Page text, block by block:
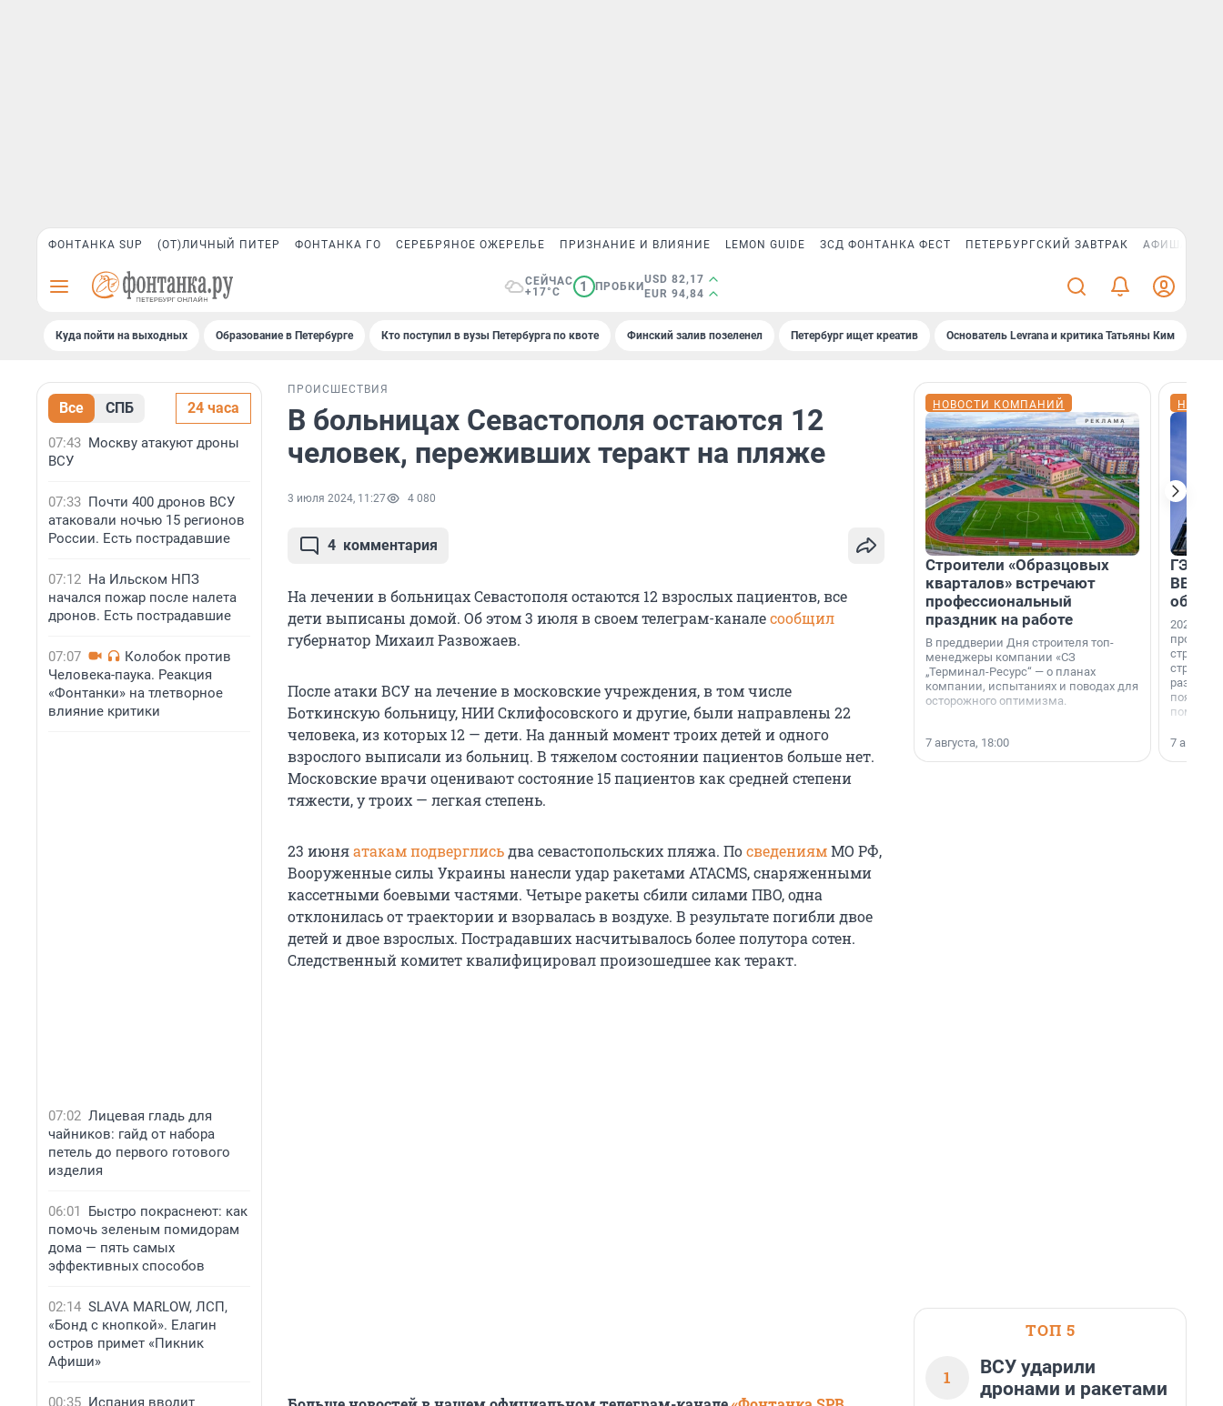
ФОНТАНКА SUP (ОТ)ЛИЧНЫЙ ПИТЕР ФОНТАНКА ГО СЕРЕБРЯНОЕ ОЖЕРЕЛЬЕ ПРИЗНАНИЕ И ВЛИЯНИЕ LEMON GUIDE ЗСД ФОНТАНКА ФЕСТ ПЕТЕРБУРГСКИЙ ЗАВТРАК АФИША PLUS
СЕЙЧАС
+17°C
1 ПРОБКИ
USD 82,17
EUR 94,84
Куда пойти на выходных Образование в Петербурге Кто поступил в вузы Петербурга по квоте Финский залив позеленел Петербург ищет креатив Основатель Levrana и критика Татьяны Ким
Все СПБ 24 часа
07:43 Москву атакуют дроны
ВСУ
07:33 Почти 400 дронов ВСУ
атаковали ночью 15 регионов
России. Есть пострадавшие
07:12 На Ильском НПЗ
начался пожар после налета
дронов. Есть пострадавшие
07:07
Колобок против
Человека-паука. Реакция
«Фонтанки» на тлетворное
влияние критики
07:02 Лицевая гладь для
чайников: гайд от набора
петель до первого готового
изделия
06:01
Быстро покраснеют: как
помочь зеленым помидорам
дома — пять самых
эффективных способов
02:14 SLAVA MARLOW, ЛСП,
«Бонд с кнопкой». Елагин
остров примет «Пикник
Афиши»
00:35 Испания вводит
ПРОИСШЕСТВИЯ
В больницах Севастополя остаются 12
человек, переживших теракт на пляже
3 июля 2024, 11:27 4 080
4 комментария
На лечении в больницах Севастополя остаются 12 взрослых пациентов, все
дети выписаны домой. Об этом 3 июля в своем телеграм-каналесообщил
губернатор Михаил Развожаев.
После атаки ВСУ на лечение в московские учреждения, в том числе
Боткинскую больницу, НИИ Склифосовского и другие, были направлены 22
человека, из которых 12 — дети. На данный момент троих детей и одного
взрослого выписали из больниц. В тяжелом состоянии пациентов больше нет.
Московские врачи оценивают состояние 15 пациентов как средней степени
тяжести, у троих — легкая степень.
23 июняатакам подверглисьдва севастопольских пляжа. ПосведениямМО РФ,
Вооруженные силы Украины нанесли удар ракетами ATACMS, снаряженными
кассетными боевыми частями. Четыре ракеты сбили силами ПВО, одна
отклонилась от траектории и взорвалась в воздухе. В результате погибли двое
детей и двое взрослых. Пострадавших насчитывалось более полутора сотен.
Следственный комитет квалифицировал произошедшее как теракт.
НОВОСТИ КОМПАНИЙ
Строители «Образцовых
кварталов» встречают
профессиональный
праздник на работе
В преддверии Дня строителя топ-
менеджеры компании «СЗ
„Терминал-Ресурс“ — о планах
компании, испытаниях и поводах для
осторожного оптимизма.
7 августа, 18:00
ГЭС,
ВВП: в
об
2026-й —
раз. В
7
ТОП 5
1
ВСУ ударили
дронами и ракетами